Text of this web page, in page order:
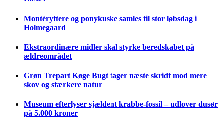
Montéryttere og ponykuske samles til stor løbsdag i
Holmegaard
Ekstraordinære midler skal styrke beredskabet på
ældreområdet
Grøn Trepart Køge Bugt tager næste skridt mod mere
skov og stærkere natur
Museum efterlyser sjældent krabbe-fossil – udlover dusør
på 5.000 kroner